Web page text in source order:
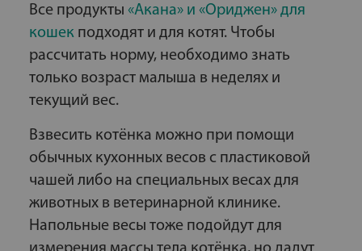
Все продукты «Акана» и «Ориджен» для
кошекподходят и для котят. Чтобы
рассчитать норму, необходимо знать
только возраст малыша в неделях и
текущий вес.
Взвесить котёнка можно при помощи
обычных кухонных весов с пластиковой
чашей либо на специальных весах для
животных в ветеринарной клинике.
Напольные весы тоже подойдут для